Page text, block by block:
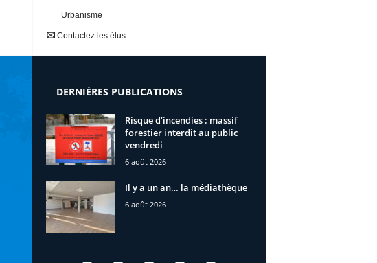
Urbanisme
Contactez les élus
DERNIÈRES PUBLICATIONS
Risque d’incendies : massif
forestier interdit au public
vendredi
6 août 2026
Il y a un an… la médiathèque
6 août 2026